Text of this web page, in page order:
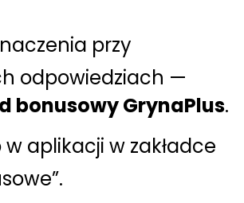
przy
odpowiedziach —
bonusowy GrynaPlus.
w aplikacji w zakładce